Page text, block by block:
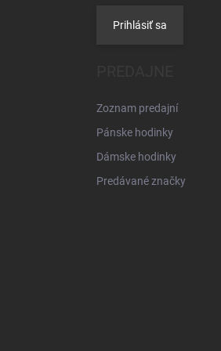
Prihlásiť sa
Zoznam predajní
Pánske hodinky
Dámske hodinky
Predávané značky